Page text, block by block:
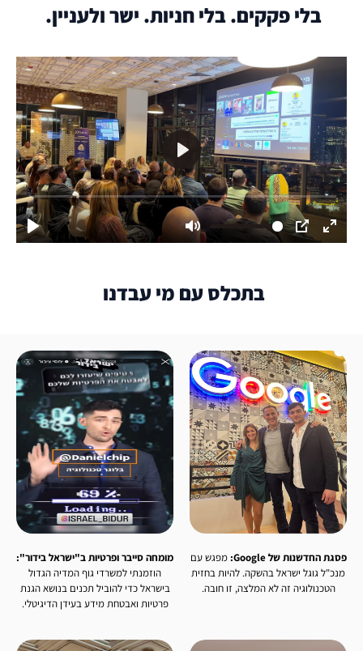
בלי פקקים. בלי חניות. ישר ולעניין.
בתכלס עם מי עבדנו
פסגת החדשנות של Google:
מפגש עם
מנכ"ל גוגל ישראל בהשקה. להיות בחזית
הטכנולוגיה זה לא המלצה, זו חובה.
מומחה סייבר ופרטיות ב"ישראל בידור":
הוזמנתי למשרדי גוף המדיה הגדול
בישראל כדי להוביל תכנים בנושא הגנת
פרטיות ואבטחת מידע בעידן הדיגיטלי.